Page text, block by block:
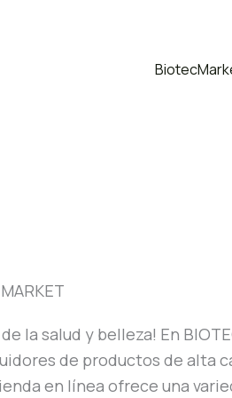
la salud y belleza! En
de productos de alta
en línea ofrece una